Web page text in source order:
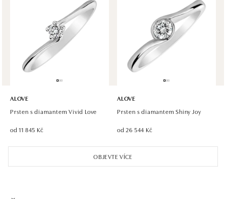
Halada OC Aupark, Bratislava
Einsteinova 18, 851 01 Bratislava
tel.: +421 917 090 891
dnes otevřeno od 10:00
OBJEVTE VÍCE
ALOVE
Prsten s diamantem Vivid Love
od 11 845 Kč
ALOVE
Prsten s diamantem Shiny Joy
od 26 544 Kč